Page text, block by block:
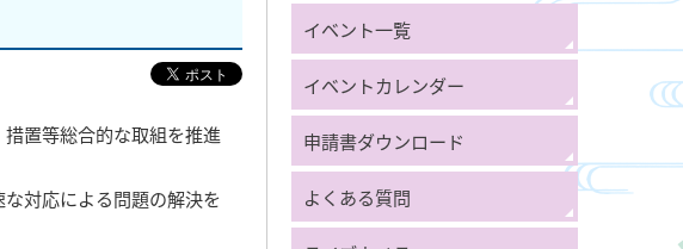
置等総合的な取組を推進
対応による問題の解決を
イベント一覧
イベントカレンダー
申請書ダウンロード
よくある質問